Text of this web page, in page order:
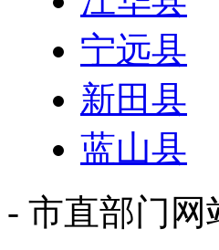
宁远县
新田县
蓝山县
- 市直部门网